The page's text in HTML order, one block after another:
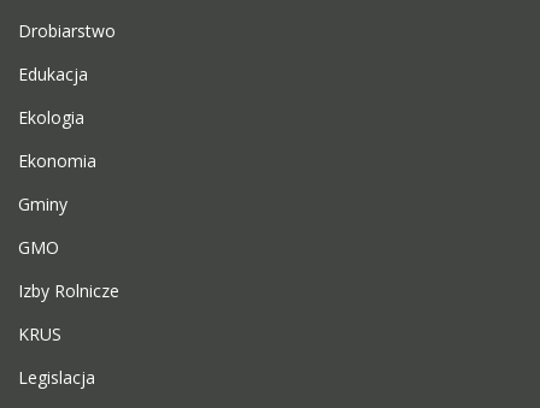
Drobiarstwo
Edukacja
Ekologia
Ekonomia
Gminy
GMO
Izby Rolnicze
KRUS
Legislacja